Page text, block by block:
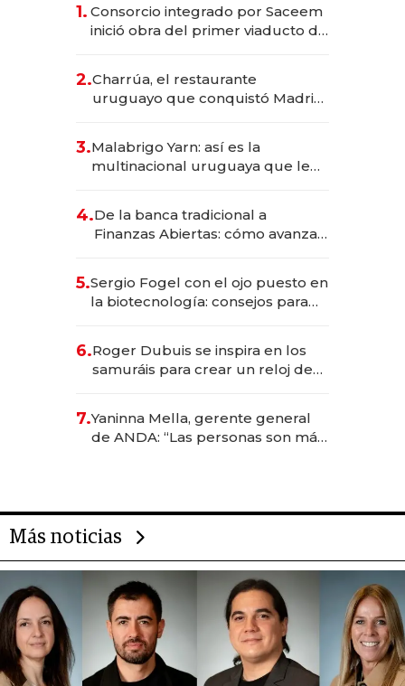
1. Consorcio integrado por Saceem
inició obra del primer viaducto de
millones
2.Charrúa, el restaurante
uruguayo que conquistó Madrid:
anticipación y prepara apertura
3.Malabrigo Yarn: así es la
multinacional uruguaya que le
4.De la banca tradicional a
Finanzas Abiertas: cómo avanza
5.Sergio Fogel con el ojo puesto en
la biotecnología: consejos para
6.Roger Dubuis se inspira en los
samuráis para crear un reloj de
7.Yaninna Mella, gerente general
de ANDA: “Las personas son más
Más noticias